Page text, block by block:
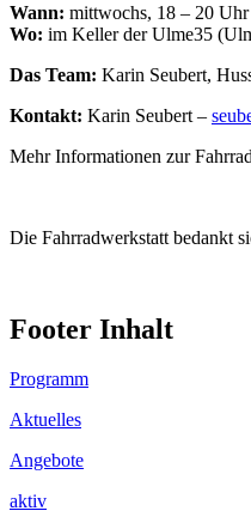
Wann: mittwochs, 18 – 20 Uhr
Wo: im Keller der Ulme35
Das Team: Karin Seubert,
Kontakt: Karin Seubert –
Mehr Informationen zur
Die Fahrradwerkstatt bedankt
Footer Inhalt
Programm
Aktuelles
Angebote
aktiv